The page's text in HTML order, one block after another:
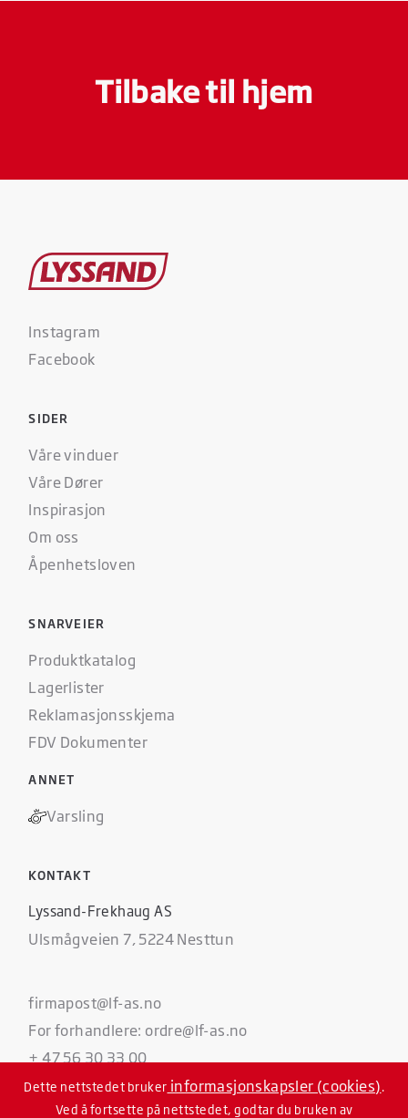
Dette nettstedet bruker informasjonskapsler (cookies).
Ved å fortsette på nettstedet, godtar du bruken av
Tilbake til hjem
Instagram
Facebook
SIDER
Våre vinduer
Våre Dører
Inspirasjon
Om oss
Åpenhetsloven
SNARVEIER
Produktkatalog
Lagerlister
Reklamasjonsskjema
FDV Dokumenter
ANNET
Varsling
KONTAKT
Lyssand-Frekhaug AS
Ulsmågveien 7, 5224 Nesttun
firmapost@lf-as.no
For forhandlere: ordre@lf-as.no
+ 47 56 30 33 00